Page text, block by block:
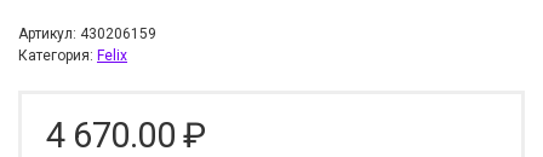
Артикул: 430206159
Категория: Felix
4 670.00 ₽